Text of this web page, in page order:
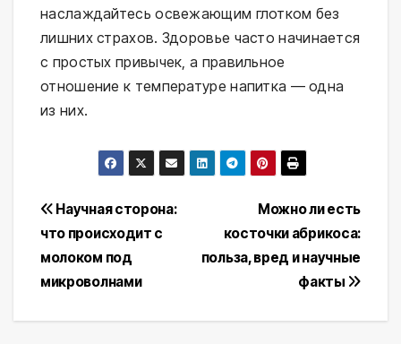
наслаждайтесь освежающим глотком без
лишних страхов. Здоровье часто начинается
с простых привычек, а правильное
отношение к температуре напитка — одна
из них.
Навигация
по
записям
Можно ли есть
косточки абрикоса:
польза, вред и научные
факты
Научная сторона:
что происходит с
молоком под
микроволнами